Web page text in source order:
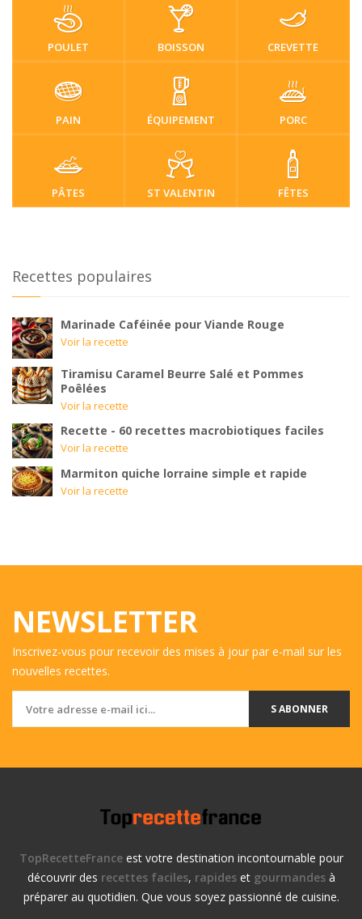
POULET BOISSON CREVETTE
PAIN ÉQUIPEMENT PORC
PÂTES ST VALENTIN FÊTES
Recettes populaires
Marinade Caféinée pour Viande Rouge
Voir la recette
Tiramisu Caramel Beurre Salé et Pommes
Poêlées
Voir la recette
Recette - 60 recettes macrobiotiques faciles
Voir la recette
Marmiton quiche lorraine simple et rapide
Voir la recette
NEWSLETTER
Inscrivez-vous pour recevoir des mises à jour par e-mail sur les
nouvelles recettes.
S ABONNER
TopRecetteFranceest votre destination incontournable pour
découvrir des recettes faciles, rapideset gourmandesà
préparer au quotidien. Que vous soyez passionné de cuisine.